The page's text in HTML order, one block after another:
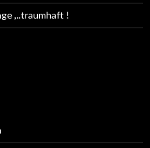
,..traumhaft !